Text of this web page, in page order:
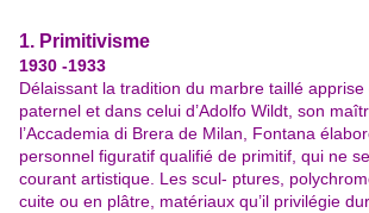
1. Primitivisme
1930 -1933
Délaissant la tradition du marbre taillé apprise
paternel et dans celui d’Adolfo Wildt, son
l’Accademia di Brera de Milan, Fontana
personnel figuratif qualifié de primitif, qui ne
courant artistique. Les scul- ptures,
cuite ou en plâtre, matériaux qu’il privilégie